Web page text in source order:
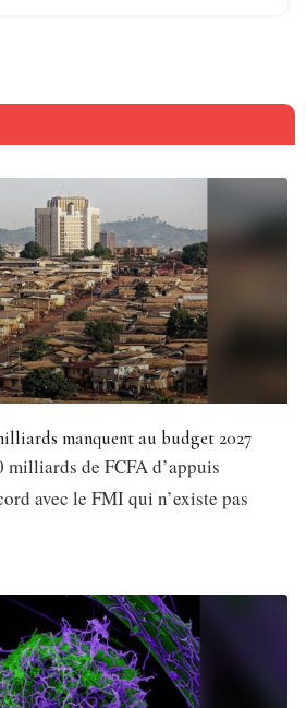
manquent au budget 2027
de FCFA d’appuis
avec le FMI qui n’existe pas